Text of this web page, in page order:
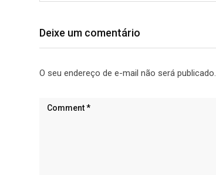
Deixe um comentário
O seu endereço de e-mail não será publicado.